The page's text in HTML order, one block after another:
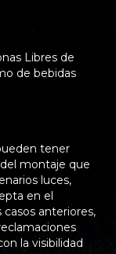
Libres de
de bebidas
tener
montaje que
luces,
en el
anteriores,
la visibilidad